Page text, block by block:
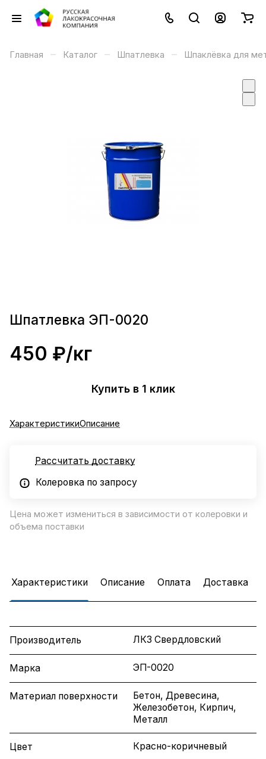
Главная – Каталог – Шпатлевка – Шпаклёвка для
Шпатлевка ЭП-0020
450 ₽/кг
Купить в 1 клик
ХарактеристикиОписание
Рассчитать доставку
Колеровка по запросу
Цена может измениться в зависимости от колеровки и
объема поставки
Характеристики Описание Оплата Доставка
Производитель ЛКЗ Свердловский
Марка ЭП-0020
Материал поверхности
Бетон, Древесина,
Железобетон, Кирпич,
Металл
Цвет Красно-коричневый